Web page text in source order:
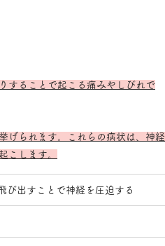
することで起こる痛みやしびれで
げられます。これらの病状は、神経
こします。
び出すことで神経を圧迫する